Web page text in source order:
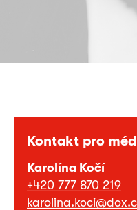
Kontakt pro
Karolína Kočí
+420 777 870 219